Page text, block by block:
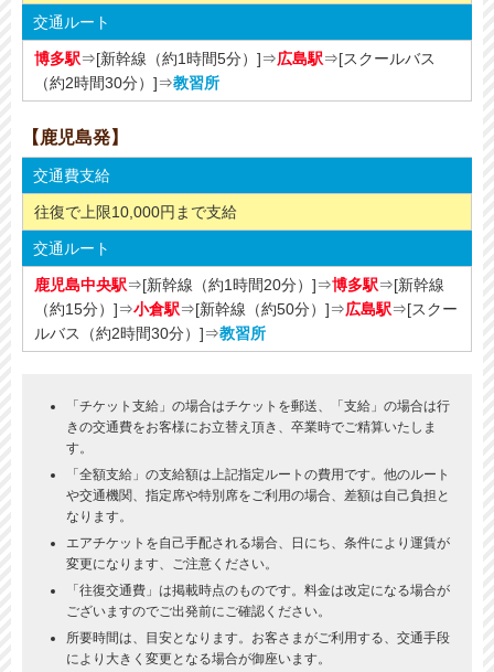
交通ルート
博多駅⇒[新幹線（約1時間5分）]⇒広島駅⇒[スクールバス
（約2時間30分）]⇒教習所
【鹿児島発】
交通費支給
往復で上限10,000円まで支給
交通ルート
鹿児島中央駅⇒[新幹線（約1時間20分）]⇒博多駅⇒[新幹線
（約15分）]⇒小倉駅⇒[新幹線（約50分）]⇒広島駅⇒[スクー
ルバス（約2時間30分）]⇒教習所
「チケット支給」の場合はチケットを郵送、「支給」の場合は行
きの交通費をお客様にお立替え頂き、卒業時でご精算いたしま
す。
「全額支給」の支給額は上記指定ルートの費用です。他のルート
や交通機関、指定席や特別席をご利用の場合、差額は自己負担と
なります。
エアチケットを自己手配される場合、日にち、条件により運賃が
変更になります、ご注意ください。
「往復交通費」は掲載時点のものです。料金は改定になる場合が
ございますのでご出発前にご確認ください。
所要時間は、目安となります。お客さまがご利用する、交通手段
により大きく変更となる場合が御座います。